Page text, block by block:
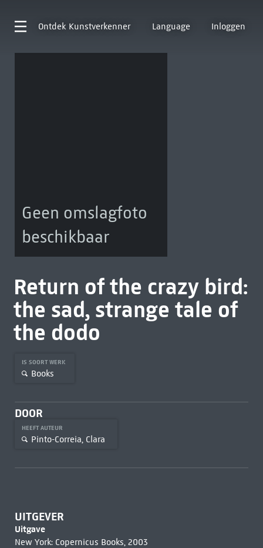
Ontdek Kunstverkenner Language Inloggen
Geen omslagfoto
beschikbaar
Return of the crazy bird:
the sad, strange tale of
the dodo
IS SOORT WERK
Books
DOOR
HEEFT AUTEUR
Pinto-Correia, Clara
UITGEVER
Uitgave
New York: Copernicus Books, 2003